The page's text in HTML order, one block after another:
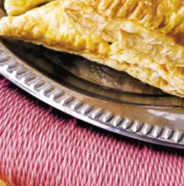
Wat vond je van dit recept?